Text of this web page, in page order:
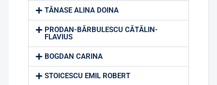
TĂNASE ALINA DOINA
PRODAN-BĂRBULESCU CĂTĂLIN-
FLAVIUS
BOGDAN CARINA
STOICESCU EMIL ROBERT